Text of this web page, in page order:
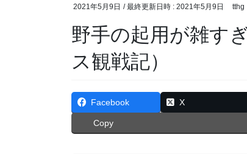
2021年5月9日 / 最終更新日時 : 2021年5月9日 tthg
野手の起用が雑す
ス観戦記）
Facebook X
Copy